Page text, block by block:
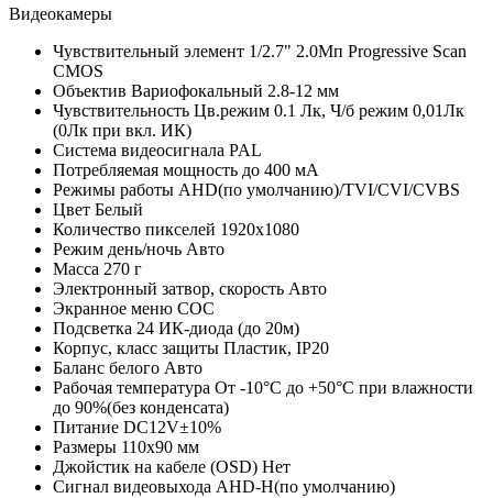
Видеокамеры
Чувствительный элемент 1/2.7" 2.0Мп Progressive Scan
CMOS
Объектив Вариофокальный 2.8-12 мм
Чувствительность Цв.режим 0.1 Лк, Ч/б режим 0,01Лк
(0Лк при вкл. ИК)
Система видеосигнала PAL
Потребляемая мощность до 400 мА
Режимы работы AHD(по умолчанию)/TVI/CVI/CVBS
Цвет Белый
Количество пикселей 1920x1080
Режим день/ночь Авто
Масса 270 г
Электронный затвор, скорость Авто
Экранное меню СОС
Подсветка 24 ИК-диода (до 20м)
Корпус, класс защиты Пластик, IP20
Баланс белого Авто
Рабочая температура От -10°С до +50°С при влажности
до 90%(без конденсата)
Питание DC12V±10%
Размеры 110x90 мм
Джойстик на кабеле (OSD) Нет
Сигнал видеовыхода AHD-H(по умолчанию)